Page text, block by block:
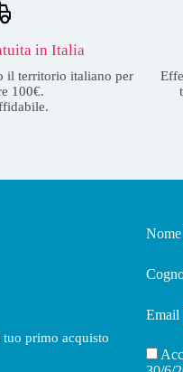
in Italia
il territorio italiano per
100€.
primo acquisto
Nome
Email